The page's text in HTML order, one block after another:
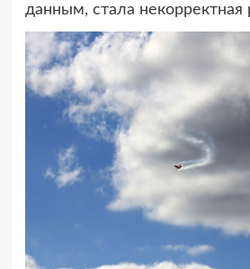
данным, стала некорректная